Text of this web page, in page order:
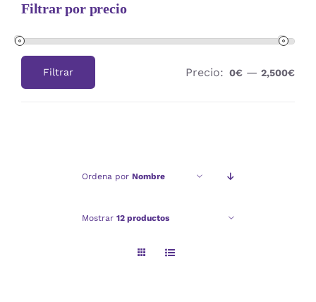
Filtrar por precio
Filtrar Precio: 0€ —2,500€
Ordena por Nombre
Mostrar 12 productos